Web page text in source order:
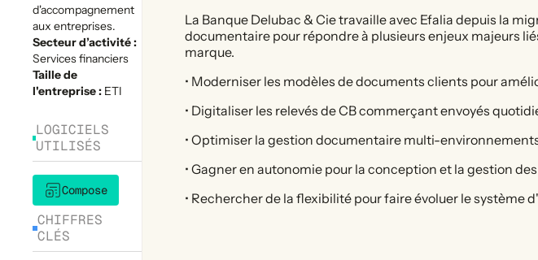
d'accompagnement
aux entreprises.
Secteur d’activité :
Services financiers
Taille de
l'entreprise : ETI
LOGICIELS
UTILISÉS
Compose
CHIFFRES
CLÉS
La Banque Delubac & Cie travaille avec Efalia depuis la
documentaire pour répondre à plusieurs enjeux majeurs
marque.
• Moderniser les modèles de documents clients pour
• Digitaliser les relevés de CB commerçant envoyés
• Optimiser la gestion documentaire multi-
• Gagner en autonomie pour la conception et la gestion
• Rechercher de la flexibilité pour faire évoluer le